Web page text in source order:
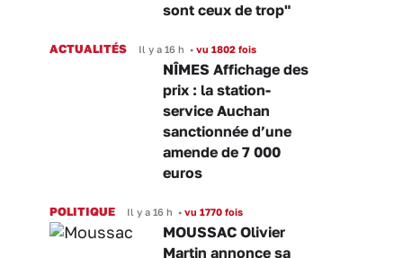
sont ceux de trop"
ACTUALITÉS Il y a 16 h • vu 1802 fois
NÎMES Affichage des
prix : la station-
service Auchan
sanctionnée d’une
amende de 7 000
euros
POLITIQUE Il y a 16 h • vu 1770 fois
MOUSSAC Olivier
Martin annonce sa